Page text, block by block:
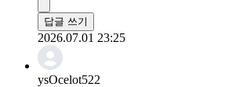
답글 쓰기
2026.07.01 23:25
ysOcelot522